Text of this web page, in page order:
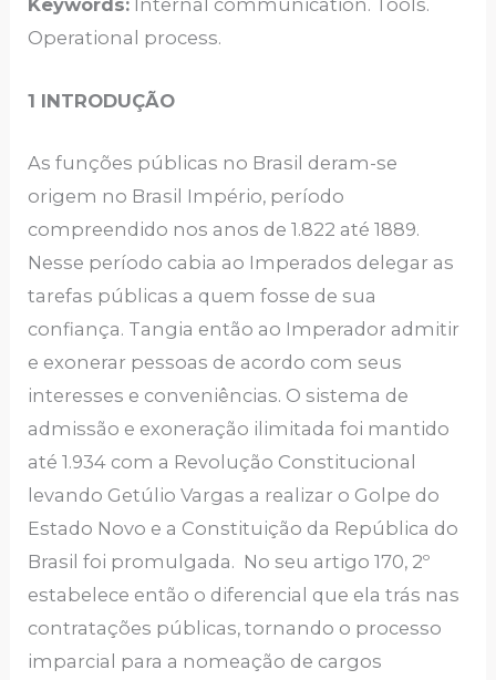
Keywords: Internal communication. Tools.
Operational process.
1 INTRODUÇÃO
As funções públicas no Brasil deram-se
origem no Brasil Império, período
compreendido nos anos de 1.822 até 1889.
Nesse período cabia ao Imperados delegar as
tarefas públicas a quem fosse de sua
confiança. Tangia então ao Imperador admitir
e exonerar pessoas de acordo com seus
interesses e conveniências. O sistema de
admissão e exoneração ilimitada foi mantido
até 1.934 com a Revolução Constitucional
levando Getúlio Vargas a realizar o Golpe do
Estado Novo e a Constituição da República do
Brasil foi promulgada. No seu artigo 170, 2º
estabelece então o diferencial que ela trás nas
contratações públicas, tornando o processo
imparcial para a nomeação de cargos